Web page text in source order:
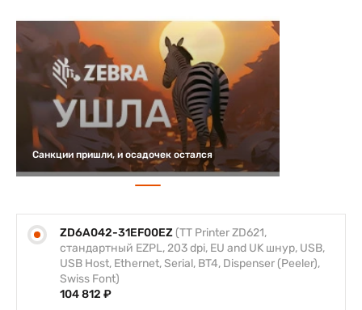
ZD6A042-31EF00EZ (TT Printer ZD621,
стандартный EZPL, 203 dpi, EU and UK шнур, USB,
USB Host, Ethernet, Serial, BT4, Dispenser (Peeler),
Swiss Font)
104 812 ₽
Санкции пришли, и осадочек остался